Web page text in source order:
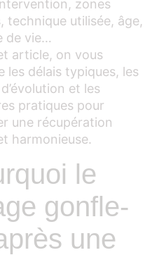
zones
technique utilisée, âge,
de vie…
article, on vous
les délais typiques, les
et les
pratiques pour
une récupération
harmonieuse.
le
gonfle-
une